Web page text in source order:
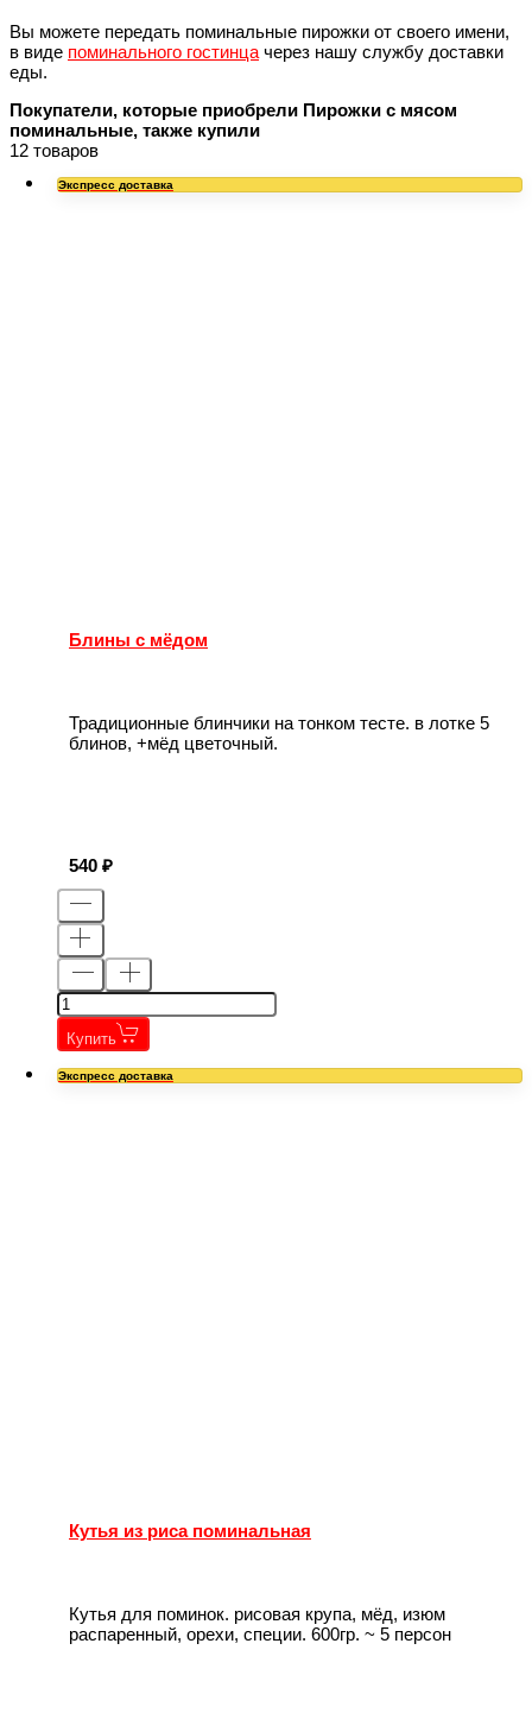
Вы можете передать поминальные пирожки от своего имени,
в виде поминального гостинца через нашу службу доставки
еды.
Покупатели, которые приобрели Пирожки с мясом
поминальные, также купили
12 товаров
Экспресс доставка
Блины с мёдом
Традиционные блинчики на тонком тесте. в лотке 5
блинов, +мёд цветочный.
540
Купить
Экспресс доставка
Кутья из риса поминальная
Кутья для поминок. рисовая крупа, мёд, изюм
распаренный, орехи, специи. 600гр. ~ 5 персон